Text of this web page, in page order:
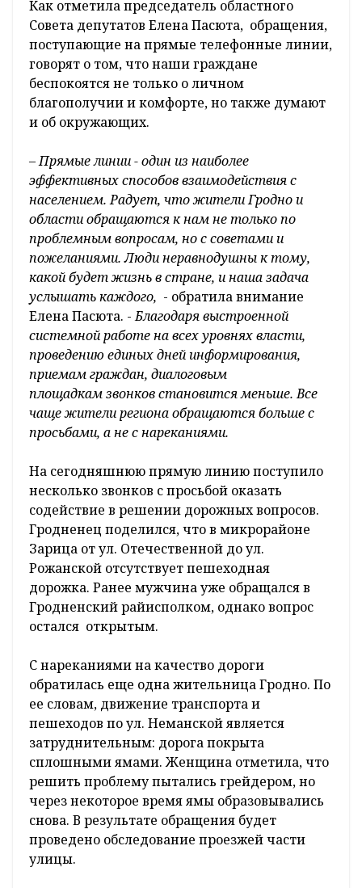
Как отметила председатель областного
Совета депутатов Елена Пасюта, обращения,
поступающие на прямые телефонные линии,
говорят о том, что наши граждане
беспокоятся не только о личном
благополучии и комфорте, но также думают
и об окружающих.
– Прямые линии - один из наиболее
эффективных способов взаимодействия с
населением. Радует, что жители Гродно и
области обращаются к нам не только по
проблемным вопросам, но с советами и
пожеланиями. Люди неравнодушны к тому,
какой будет жизнь в стране, и наша задача
услышать каждого, - обратила внимание
Елена Пасюта. -Благодаря выстроенной
системной работе на всех уровнях власти,
проведению единых дней информирования,
приемам граждан, диалоговым
площадкам звонков становится меньше. Все
чаще жители региона обращаются больше с
просьбами, а не с нареканиями.
На сегодняшнюю прямую линию поступило
несколько звонков с просьбой оказать
содействие в решении дорожных вопросов.
Гродненец поделился, что в микрорайоне
Зарица от ул. Отечественной до ул.
Рожанской отсутствует пешеходная
дорожка. Ранее мужчина уже обращался в
Гродненский райисполком, однако вопрос
остался открытым.
С нареканиями на качество дороги
обратилась еще одна жительница Гродно. По
ее словам, движение транспорта и
пешеходов по ул. Неманской является
затруднительным: дорога покрыта
сплошными ямами. Женщина отметила, что
решить проблему пытались грейдером, но
через некоторое время ямы образовывались
снова. В результате обращения будет
проведено обследование проезжей части
улицы.